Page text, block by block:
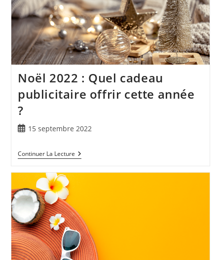
Noël 2022 : Quel cadeau
publicitaire offrir cette année
?
15 septembre 2022
Continuer La Lecture